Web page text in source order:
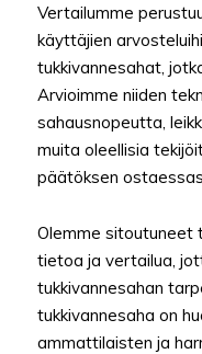
Vertailumme
käyttäjien
tukkivannesahat,
Arvioimme niiden
sahausnopeutta,
muita oleellisia
päätöksen
Olemme sitoutuneet
tietoa ja vertailua,
tukkivannesahan
tukkivannesaha on
ammattilaisten ja